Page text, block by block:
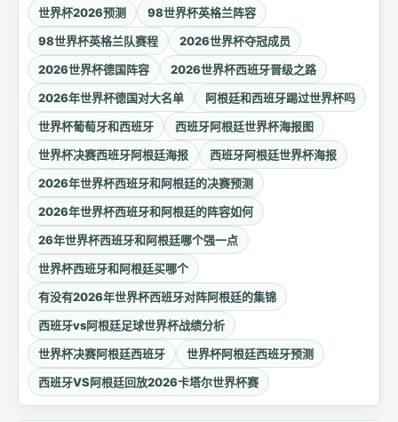
世界杯2026预测
98世界杯英格兰阵容
98世界杯英格兰队赛程
2026世界杯夺冠成员
2026世界杯德国阵容
2026世界杯西班牙晋级之路
2026年世界杯德国对大名单
阿根廷和西班牙踢过世界杯吗
世界杯葡萄牙和西班牙
西班牙阿根廷世界杯海报图
世界杯决赛西班牙阿根廷海报
西班牙阿根廷世界杯海报
2026年世界杯西班牙和阿根廷的决赛预测
2026年世界杯西班牙和阿根廷的阵容如何
26年世界杯西班牙和阿根廷哪个强一点
世界杯西班牙和阿根廷买哪个
有没有2026年世界杯西班牙对阵阿根廷的集锦
西班牙vs阿根廷足球世界杯战绩分析
世界杯决赛阿根廷西班牙
世界杯阿根廷西班牙预测
西班牙VS阿根廷回放2026卡塔尔世界杯赛